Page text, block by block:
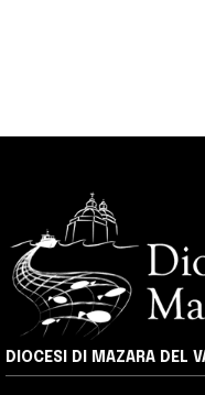
DIOCESI DI MAZARA DEL